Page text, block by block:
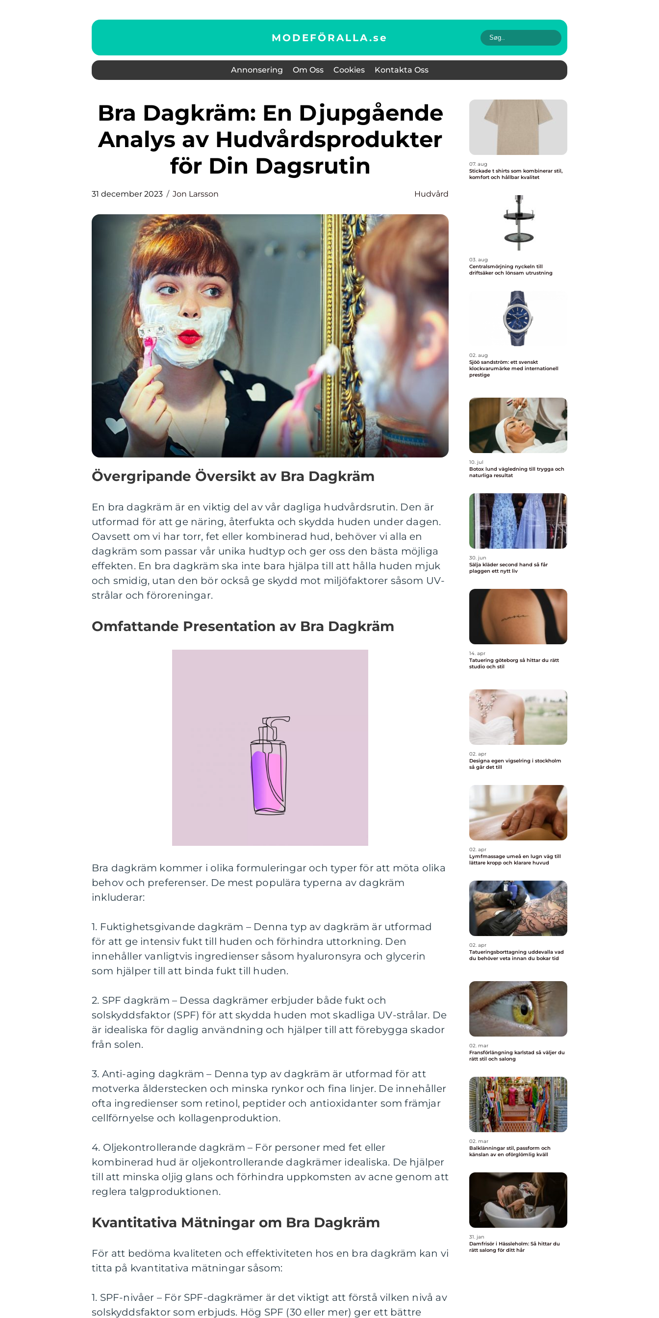
MODEFÖRALLA.se
Annonsering Om Oss Cookies Kontakta Oss
Bra Dagkräm: En Djupgående
Analys av Hudvårdsprodukter
för Din Dagsrutin
31 december 2023 Jon Larsson Hudvård
Övergripande Översikt av Bra Dagkräm
En bra dagkräm är en viktig del av vår dagliga hudvårdsrutin. Den är
utformad för att ge näring, återfukta och skydda huden under dagen.
Oavsett om vi har torr, fet eller kombinerad hud, behöver vi alla en
dagkräm som passar vår unika hudtyp och ger oss den bästa möjliga
effekten. En bra dagkräm ska inte bara hjälpa till att hålla huden mjuk
och smidig, utan den bör också ge skydd mot miljöfaktorer såsom UV-
strålar och föroreningar.
Omfattande Presentation av Bra Dagkräm
Bra dagkräm kommer i olika formuleringar och typer för att möta olika
behov och preferenser. De mest populära typerna av dagkräm
inkluderar:
1. Fuktighetsgivande dagkräm – Denna typ av dagkräm är utformad
för att ge intensiv fukt till huden och förhindra uttorkning. Den
innehåller vanligtvis ingredienser såsom hyaluronsyra och glycerin
som hjälper till att binda fukt till huden.
2. SPF dagkräm – Dessa dagkrämer erbjuder både fukt och
solskyddsfaktor (SPF) för att skydda huden mot skadliga UV-strålar. De
är idealiska för daglig användning och hjälper till att förebygga skador
från solen.
3. Anti-aging dagkräm – Denna typ av dagkräm är utformad för att
motverka ålderstecken och minska rynkor och fina linjer. De innehåller
ofta ingredienser som retinol, peptider och antioxidanter som främjar
cellförnyelse och kollagenproduktion.
4. Oljekontrollerande dagkräm – För personer med fet eller
kombinerad hud är oljekontrollerande dagkrämer idealiska. De hjälper
till att minska oljig glans och förhindra uppkomsten av acne genom att
reglera talgproduktionen.
Kvantitativa Mätningar om Bra Dagkräm
För att bedöma kvaliteten och effektiviteten hos en bra dagkräm kan vi
titta på kvantitativa mätningar såsom:
1. SPF-nivåer – För SPF-dagkrämer är det viktigt att förstå vilken nivå av
solskyddsfaktor som erbjuds. Hög SPF (30 eller mer) ger ett bättre
07. aug
Stickade t shirts som kombinerar stil,
komfort och hållbar kvalitet
03. aug
Centralsmörjning nyckeln till
driftsäker och lönsam utrustning
02. aug
Sjöö sandström: ett svenskt
klockvarumärke med internationell
prestige
10. jul
Botox lund vägledning till trygga och
naturliga resultat
30. jun
Sälja kläder second hand så får
plaggen ett nytt liv
14. apr
Tatuering göteborg så hittar du rätt
studio och stil
02. apr
Designa egen vigselring i stockholm
så går det till
02. apr
Lymfmassage umeå en lugn väg till
lättare kropp och klarare huvud
02. apr
Tatueringsborttagning uddevalla vad
du behöver veta innan du bokar tid
02. mar
Fransförlängning karlstad så väljer du
rätt stil och salong
02. mar
Balklänningar stil, passform och
känslan av en oförglömlig kväll
31. jan
Damfrisör i Hässleholm: Så hittar du
rätt salong för ditt hår